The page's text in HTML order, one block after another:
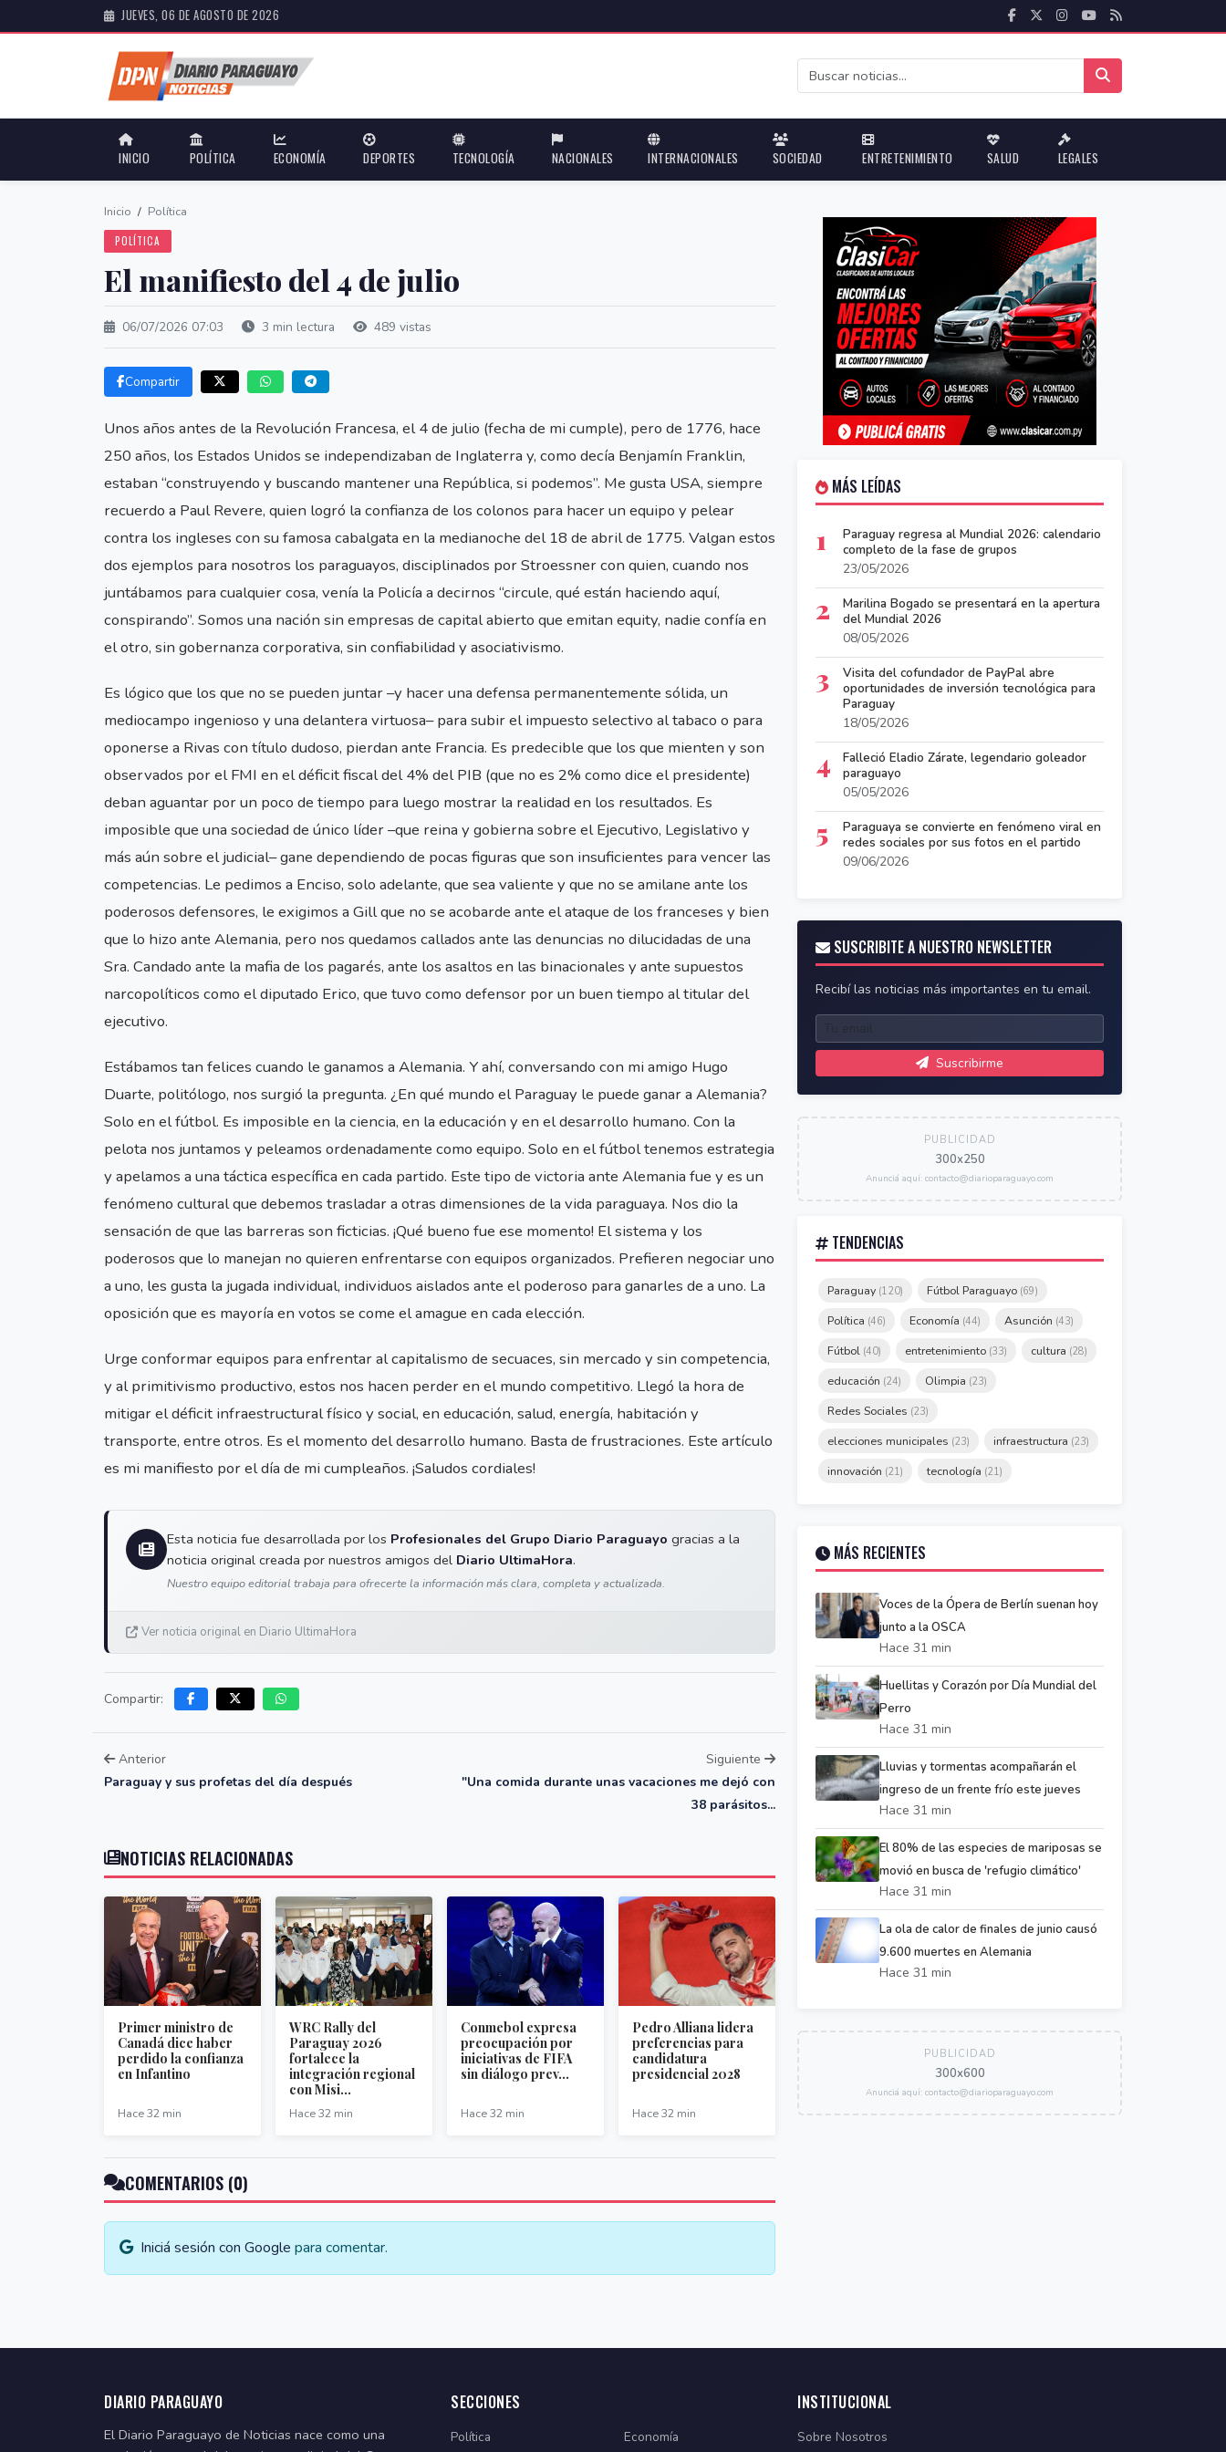
JUEVES, 06 DE AGOSTO DE 2026
INICIO POLÍTICA ECONOMÍA DEPORTES TECNOLOGÍA NACIONALES INTERNACIONALES SOCIEDAD ENTRETENIMIENTO SALUD LEGALES
Inicio / Política
POLÍTICA
El manifiesto del 4 de julio
06/07/2026 07:03 3 min lectura 489 vistas
Compartir
Unos años antes de la Revolución Francesa, el 4 de julio (fecha de mi cumple), pero de 1776, hace
250 años, los Estados Unidos se independizaban de Inglaterra y, como decía Benjamín Franklin,
estaban “construyendo y buscando mantener una República, si podemos”. Me gusta USA, siempre
recuerdo a Paul Revere, quien logró la confianza de los colonos para hacer un equipo y pelear
contra los ingleses con su famosa cabalgata en la medianoche del 18 de abril de 1775. Valgan estos
dos ejemplos para nosotros los paraguayos, disciplinados por Stroessner con quien, cuando nos
juntábamos para cualquier cosa, venía la Policía a decirnos “circule, qué están haciendo aquí,
conspirando”. Somos una nación sin empresas de capital abierto que emitan equity, nadie confía en
el otro, sin gobernanza corporativa, sin confiabilidad y asociativismo.
Es lógico que los que no se pueden juntar –y hacer una defensa permanentemente sólida, un
mediocampo ingenioso y una delantera virtuosa– para subir el impuesto selectivo al tabaco o para
oponerse a Rivas con título dudoso, pierdan ante Francia. Es predecible que los que mienten y son
observados por el FMI en el déficit fiscal del 4% del PIB (que no es 2% como dice el presidente)
deban aguantar por un poco de tiempo para luego mostrar la realidad en los resultados. Es
imposible que una sociedad de único líder –que reina y gobierna sobre el Ejecutivo, Legislativo y
más aún sobre el judicial– gane dependiendo de pocas figuras que son insuficientes para vencer las
competencias. Le pedimos a Enciso, solo adelante, que sea valiente y que no se amilane ante los
poderosos defensores, le exigimos a Gill que no se acobarde ante el ataque de los franceses y bien
que lo hizo ante Alemania, pero nos quedamos callados ante las denuncias no dilucidadas de una
Sra. Candado ante la mafia de los pagarés, ante los asaltos en las binacionales y ante supuestos
narcopolíticos como el diputado Erico, que tuvo como defensor por un buen tiempo al titular del
ejecutivo.
Estábamos tan felices cuando le ganamos a Alemania. Y ahí, conversando con mi amigo Hugo
Duarte, politólogo, nos surgió la pregunta. ¿En qué mundo el Paraguay le puede ganar a Alemania?
Solo en el fútbol. Es imposible en la ciencia, en la educación y en el desarrollo humano. Con la
pelota nos juntamos y peleamos ordenadamente como equipo. Solo en el fútbol tenemos estrategia
y apelamos a una táctica específica en cada partido. Este tipo de victoria ante Alemania fue y es un
fenómeno cultural que debemos trasladar a otras dimensiones de la vida paraguaya. Nos dio la
sensación de que las barreras son ficticias. ¡Qué bueno fue ese momento! El sistema y los
poderosos que lo manejan no quieren enfrentarse con equipos organizados. Prefieren negociar uno
a uno, les gusta la jugada individual, individuos aislados ante el poderoso para ganarles de a uno. La
oposición que es mayoría en votos se come el amague en cada elección.
Urge conformar equipos para enfrentar al capitalismo de secuaces, sin mercado y sin competencia,
y al primitivismo productivo, estos nos hacen perder en el mundo competitivo. Llegó la hora de
mitigar el déficit infraestructural físico y social, en educación, salud, energía, habitación y
transporte, entre otros. Es el momento del desarrollo humano. Basta de frustraciones. Este artículo
es mi manifiesto por el día de mi cumpleaños. ¡Saludos cordiales!
Esta noticia fue desarrollada por los Profesionales del Grupo Diario Paraguayo gracias a la
noticia original creada por nuestros amigos del Diario UltimaHora.
Nuestro equipo editorial trabaja para ofrecerte la información más clara, completa y actualizada.
Ver noticia original en Diario UltimaHora
Compartir:
Anterior
Paraguay y sus profetas del día después
Siguiente
"Una comida durante unas vacaciones me dejó con
38 parásitos...
NOTICIAS RELACIONADAS
Primer ministro de
Canadá dice haber
perdido la confianza
en Infantino
Hace 32 min
WRC Rally del
Paraguay 2026
fortalece la
integración regional
con Misi...
Hace 32 min
Conmebol expresa
preocupación por
iniciativas de FIFA
sin diálogo prev...
Hace 32 min
Pedro Alliana lidera
preferencias para
candidatura
presidencial 2028
Hace 32 min
COMENTARIOS (0)
Iniciá sesión con Google para comentar.
MÁS LEÍDAS
1
Paraguay regresa al Mundial 2026: calendario
completo de la fase de grupos
23/05/2026
2
Marilina Bogado se presentará en la apertura
del Mundial 2026
08/05/2026
3
Visita del cofundador de PayPal abre
oportunidades de inversión tecnológica para
Paraguay
18/05/2026
4
Falleció Eladio Zárate, legendario goleador
paraguayo
05/05/2026
5
Paraguaya se convierte en fenómeno viral en
redes sociales por sus fotos en el partido
09/06/2026
SUSCRIBITE A NUESTRO NEWSLETTER
Recibí las noticias más importantes en tu email.
Suscribirme
PUBLICIDAD
300x250
Anunciá aquí: contacto@diarioparaguayo.com
TENDENCIAS
Paraguay (120) Fútbol Paraguayo (69)
Política (46) Economía (44) Asunción (43)
Fútbol (40) entretenimiento (33) cultura (28)
educación (24) Olimpia (23)
Redes Sociales (23)
elecciones municipales (23) infraestructura (23)
innovación (21) tecnología (21)
MÁS RECIENTES
Voces de la Ópera de Berlín suenan hoy
junto a la OSCA
Hace 31 min
Huellitas y Corazón por Día Mundial del
Perro
Hace 31 min
Lluvias y tormentas acompañarán el
ingreso de un frente frío este jueves
Hace 31 min
El 80% de las especies de mariposas se
movió en busca de 'refugio climático'
Hace 31 min
La ola de calor de finales de junio causó
9.600 muertes en Alemania
Hace 31 min
PUBLICIDAD
300x600
Anunciá aquí: contacto@diarioparaguayo.com
DIARIO PARAGUAYO
El Diario Paraguayo de Noticias nace como una
SECCIONES
Política Economía
INSTITUCIONAL
Sobre Nosotros